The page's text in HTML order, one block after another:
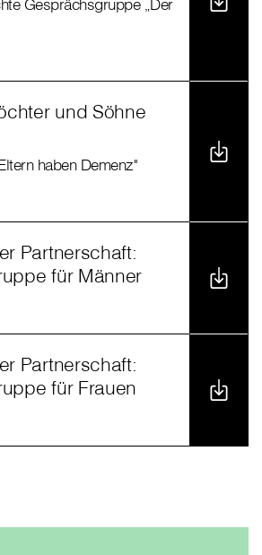
Gesprächsgruppe „Der
und Söhne
haben Demenz"
Partnerschaft:
für Männer
Partnerschaft:
für Frauen